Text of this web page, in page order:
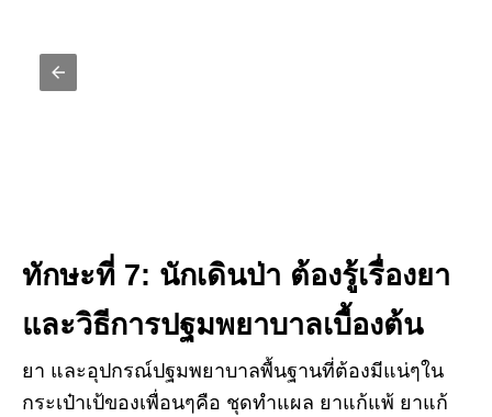
ทักษะที่ 7: นักเดินป่า ต้องรู้เรื่องยา
และวิธีการปฐมพยาบาลเบื้องต้น
ยา และอุปกรณ์ปฐมพยาบาลพื้นฐานที่ต้องมีแน่ๆใน
กระเป๋าเป้ของเพื่อนๆคือ ชุดทำแผล ยาแก้แพ้ ยาแก้